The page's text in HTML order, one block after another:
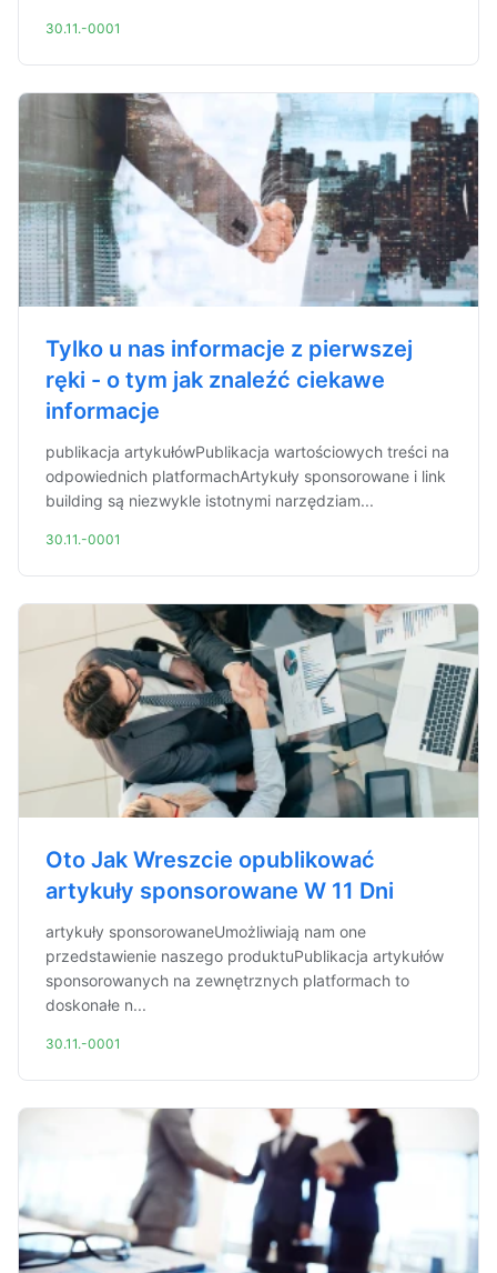
30.11.-0001
Tylko u nas informacje z pierwszej
ręki - o tym jak znaleźć ciekawe
informacje
publikacja artykułówPublikacja wartościowych treści na
odpowiednich platformachArtykuły sponsorowane i link
building są niezwykle istotnymi narzędziam...
30.11.-0001
Oto Jak Wreszcie opublikować
artykuły sponsorowane W 11 Dni
artykuły sponsorowaneUmożliwiają nam one
przedstawienie naszego produktuPublikacja artykułów
sponsorowanych na zewnętrznych platformach to
doskonałe n...
30.11.-0001